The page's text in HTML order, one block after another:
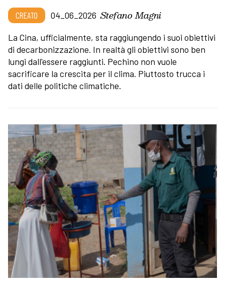
CREATO 04_06_2026 Stefano Magni
La Cina, ufficialmente, sta raggiungendo i suoi obiettivi
di decarbonizzazione. In realtà gli obiettivi sono ben
lungi dall'essere raggiunti. Pechino non vuole
sacrificare la crescita per il clima. Piuttosto trucca i
dati delle politiche climatiche.